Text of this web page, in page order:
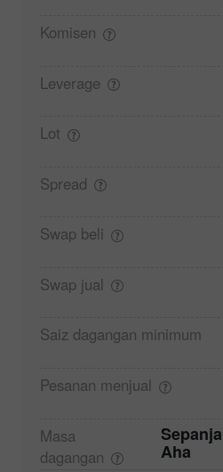
Komisen
Leverage
Lot
Spread
Swap beli
Swap jual
Saiz dagangan minimum
Pesanan menjual
Masa
dagangan
Aha